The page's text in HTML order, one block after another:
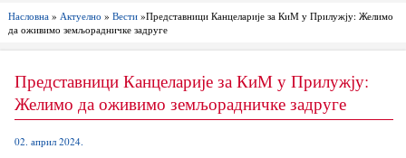
Насловна» Актуелно » Вести»Представници Канцеларије за КиМ у Прилужју: Желимо
да оживимо земљорадничке задруге
Представници Канцеларије за КиМ у Прилужју:
Желимо да оживимо земљорадничке задруге
02. април 2024.